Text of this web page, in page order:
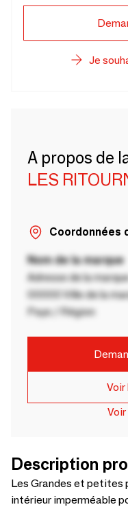
Je
A propos de
LES
Coordonnées
Nom de la marque
Adresse de la
00000 Ville de la
Pays / Région
Voir
Description
Les Grandes et petites
intérieur imperméable